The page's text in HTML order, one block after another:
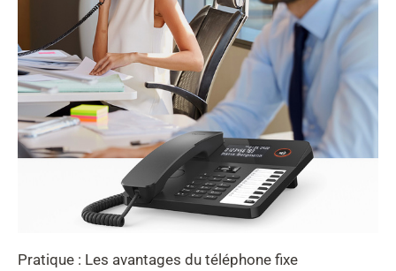
Pratique : Les avantages du téléphone fixe